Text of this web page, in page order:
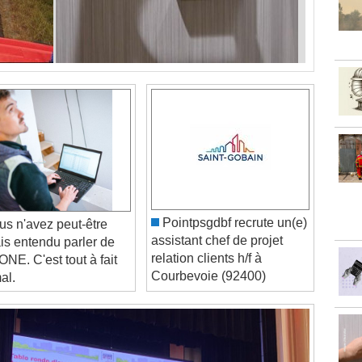
n'avez peut-être
entendu parler de
C'est tout à fait
assistant chef de projet
relation clients h/f à
Courbevoie (92400)